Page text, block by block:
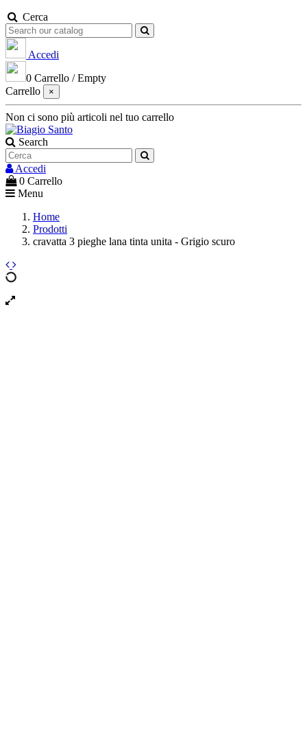
Cerca
Accedi
0 Carrello /Empty
Carrello
×
Non ci sono più articoli nel tuo carrello
Search
Accedi
0 Carrello
Menu
Home
Prodotti
cravatta 3 pieghe lana tinta unita - Grigio scuro